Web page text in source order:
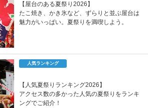
【屋台のある夏祭り2026】
たこ焼き、かき氷など、ずらりと並ぶ屋台は
魅力がいっぱい。夏祭りを満喫しよう。
人気ランキング
【人気夏祭りランキング2026】
アクセス数の多かった人気の夏祭りをランキ
ングでご紹介！